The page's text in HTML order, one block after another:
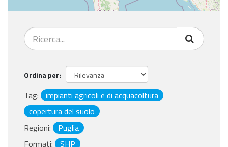
Ordina per
Tag:
impianti agricoli e di acquacoltura
copertura del suolo
Regioni:
Puglia
Formati:
SHP